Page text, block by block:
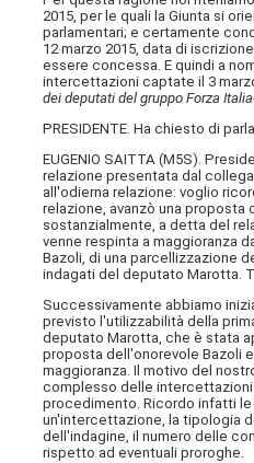
2015, per le quali la Giunta si
parlamentari; e certamente
12 marzo 2015, data di
essere concessa. E quindi a
intercettazioni captate il 3
dei deputati del gruppo Forza
PRESIDENTE. Ha chiesto di
EUGENIO SAITTA (M5S).
relazione presentata dal
all'odierna relazione: voglio
relazione, avanzò una
sostanzialmente, a detta del
venne respinta a maggioranza
Bazoli, di una parcellizzazione
indagati del deputato Marotta.
Successivamente abbiamo
previsto l'utilizzabilità della
deputato Marotta, che è stata
proposta dell'onorevole Bazoli
maggioranza. Il motivo del
complesso delle
procedimento. Ricordo infatti le
un'intercettazione, la tipologia
dell'indagine, il numero delle
rispetto ad eventuali proroghe.